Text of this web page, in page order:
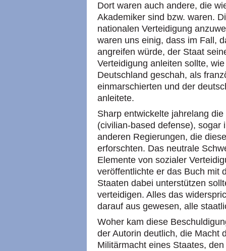
Dort waren auch andere, die
Akademiker sind bzw. waren.
nationalen Verteidigung
waren uns einig, dass im Fall,
angreifen würde, der Staat
Verteidigung anleiten sollte,
Deutschland geschah, als
einmarschierten und der
anleitete.
Sharp entwickelte jahrelang
(civilian-based defense), sogar
anderen Regierungen, die
erforschten. Das neutrale
Elemente von sozialer
veröffentlichte er das Buch mit
Staaten dabei unterstützen
verteidigen. Alles das
darauf aus gewesen, alle
Woher kam diese
der Autorin deutlich, die Macht
Militärmacht eines Staates,